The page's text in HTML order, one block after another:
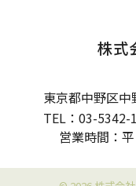
株式
東京都中野区
TEL：03-
営業時間：